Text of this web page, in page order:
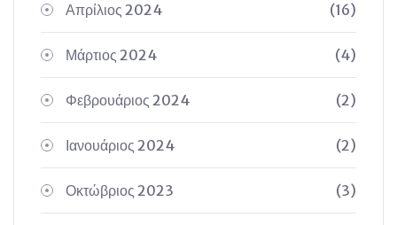
Απρίλιος 2024 (16)
Μάρτιος 2024 (4)
Φεβρουάριος 2024 (2)
Ιανουάριος 2024 (2)
Οκτώβριος 2023 (3)